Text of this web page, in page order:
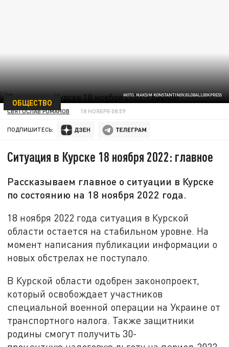
ФОТО: MAKSIM KONSTANTINOV/GLOBALLOOKPRESS
ОБЩЕСТВО
СВЯТОСЛАВ РОМАНОВ 18 НОЯБРЯ 08:59
ПОДПИШИТЕСЬ:
Ситуация в Курске 18 ноября 2022: главное
Рассказываем главное о ситуации в Курске
по состоянию на 18 ноября 2022 года.
18 ноября 2022 года ситуация в Курской
области остается на стабильном уровне. На
момент написания публикации информации о
новых обстрелах не поступало.
В Курской области одобрен законопроект,
который освобождает участников
специальной военной операции на Украине от
транспортного налога. Также защитники
родины смогут получить 30-